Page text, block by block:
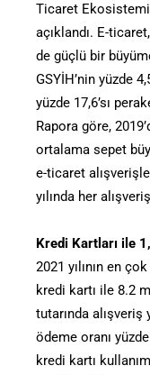
Ticaret Ekosistemi
açıklandı. E-
de güçlü bir
GSYİH’nin yüzde
yüzde 17,6’sı
Rapora göre,
ortalama sepet
e-ticaret
yılında her
Kredi Kartları ile
2021 yılının en
kredi kartı ile 8.2
tutarında alışveriş
ödeme oranı
kredi kartı